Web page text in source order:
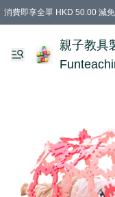
消費即享全單 HKD 50.00 減免
購物滿 HKD 699.00即享免運
凡購物滿HKD 699.00，即享
親子教具